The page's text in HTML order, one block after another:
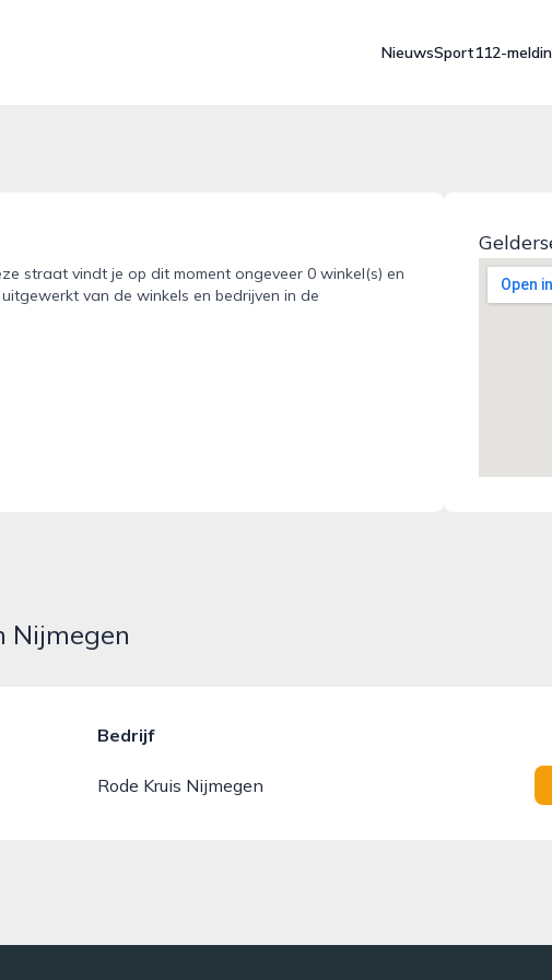
NieuwsSport112-
straat vindt je op dit moment ongeveer 0 winkel(s) en
van de winkels en bedrijven in de
Nijmegen
Bedrijf
Rode Kruis Nijmegen